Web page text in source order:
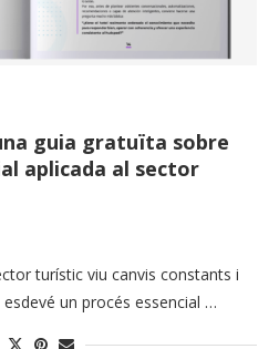
guia gratuïta sobre
aplicada al sector
turístic viu canvis constants i
un procés essencial …